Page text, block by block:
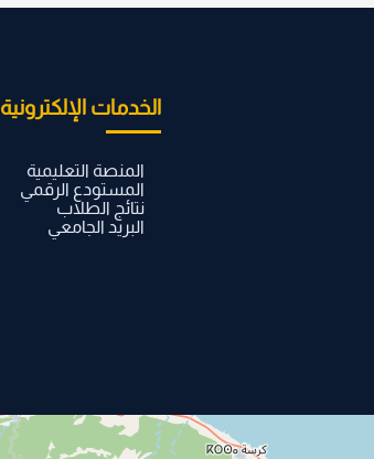
الخدمات الإلكترونية
المنصة التعليمية
المستودع الرقمي
نتائج الطلاب
البريد الجامعي